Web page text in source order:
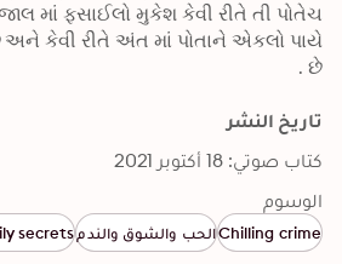
છે .
تاريخ النشر
كتاب صوتي: 18 أكتوبر 2021
الوسوم
Chilling crimeالحب والشوق والندمsecrets